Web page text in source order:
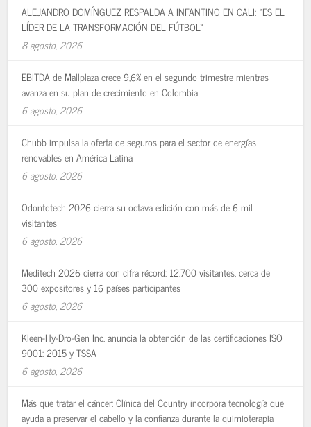
ALEJANDRO DOMÍNGUEZ RESPALDA A INFANTINO EN CALI: «ES EL
LÍDER DE LA TRANSFORMACIÓN DEL FÚTBOL»
8 agosto, 2026
EBITDA de Mallplaza crece 9,6% en el segundo trimestre mientras
avanza en su plan de crecimiento en Colombia
6 agosto, 2026
Chubb impulsa la oferta de seguros para el sector de energías
renovables en América Latina
6 agosto, 2026
Odontotech 2026 cierra su octava edición con más de 6 mil
visitantes
6 agosto, 2026
Meditech 2026 cierra con cifra récord: 12.700 visitantes, cerca de
300 expositores y 16 países participantes
6 agosto, 2026
Kleen-Hy-Dro-Gen Inc. anuncia la obtención de las certificaciones ISO
9001: 2015 y TSSA
6 agosto, 2026
Más que tratar el cáncer: Clínica del Country incorpora tecnología que
ayuda a preservar el cabello y la confianza durante la quimioterapia